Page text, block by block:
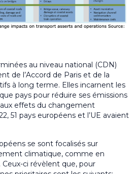
au niveau national (CDN)
de l’Accord de Paris et de la
à long terme. Elles incarnent les
pays pour réduire ses émissions
effets du changement
51 pays européens et l’UE avaient
se sont focalisés sur
climatique, comme en
ci révèlent que, pour